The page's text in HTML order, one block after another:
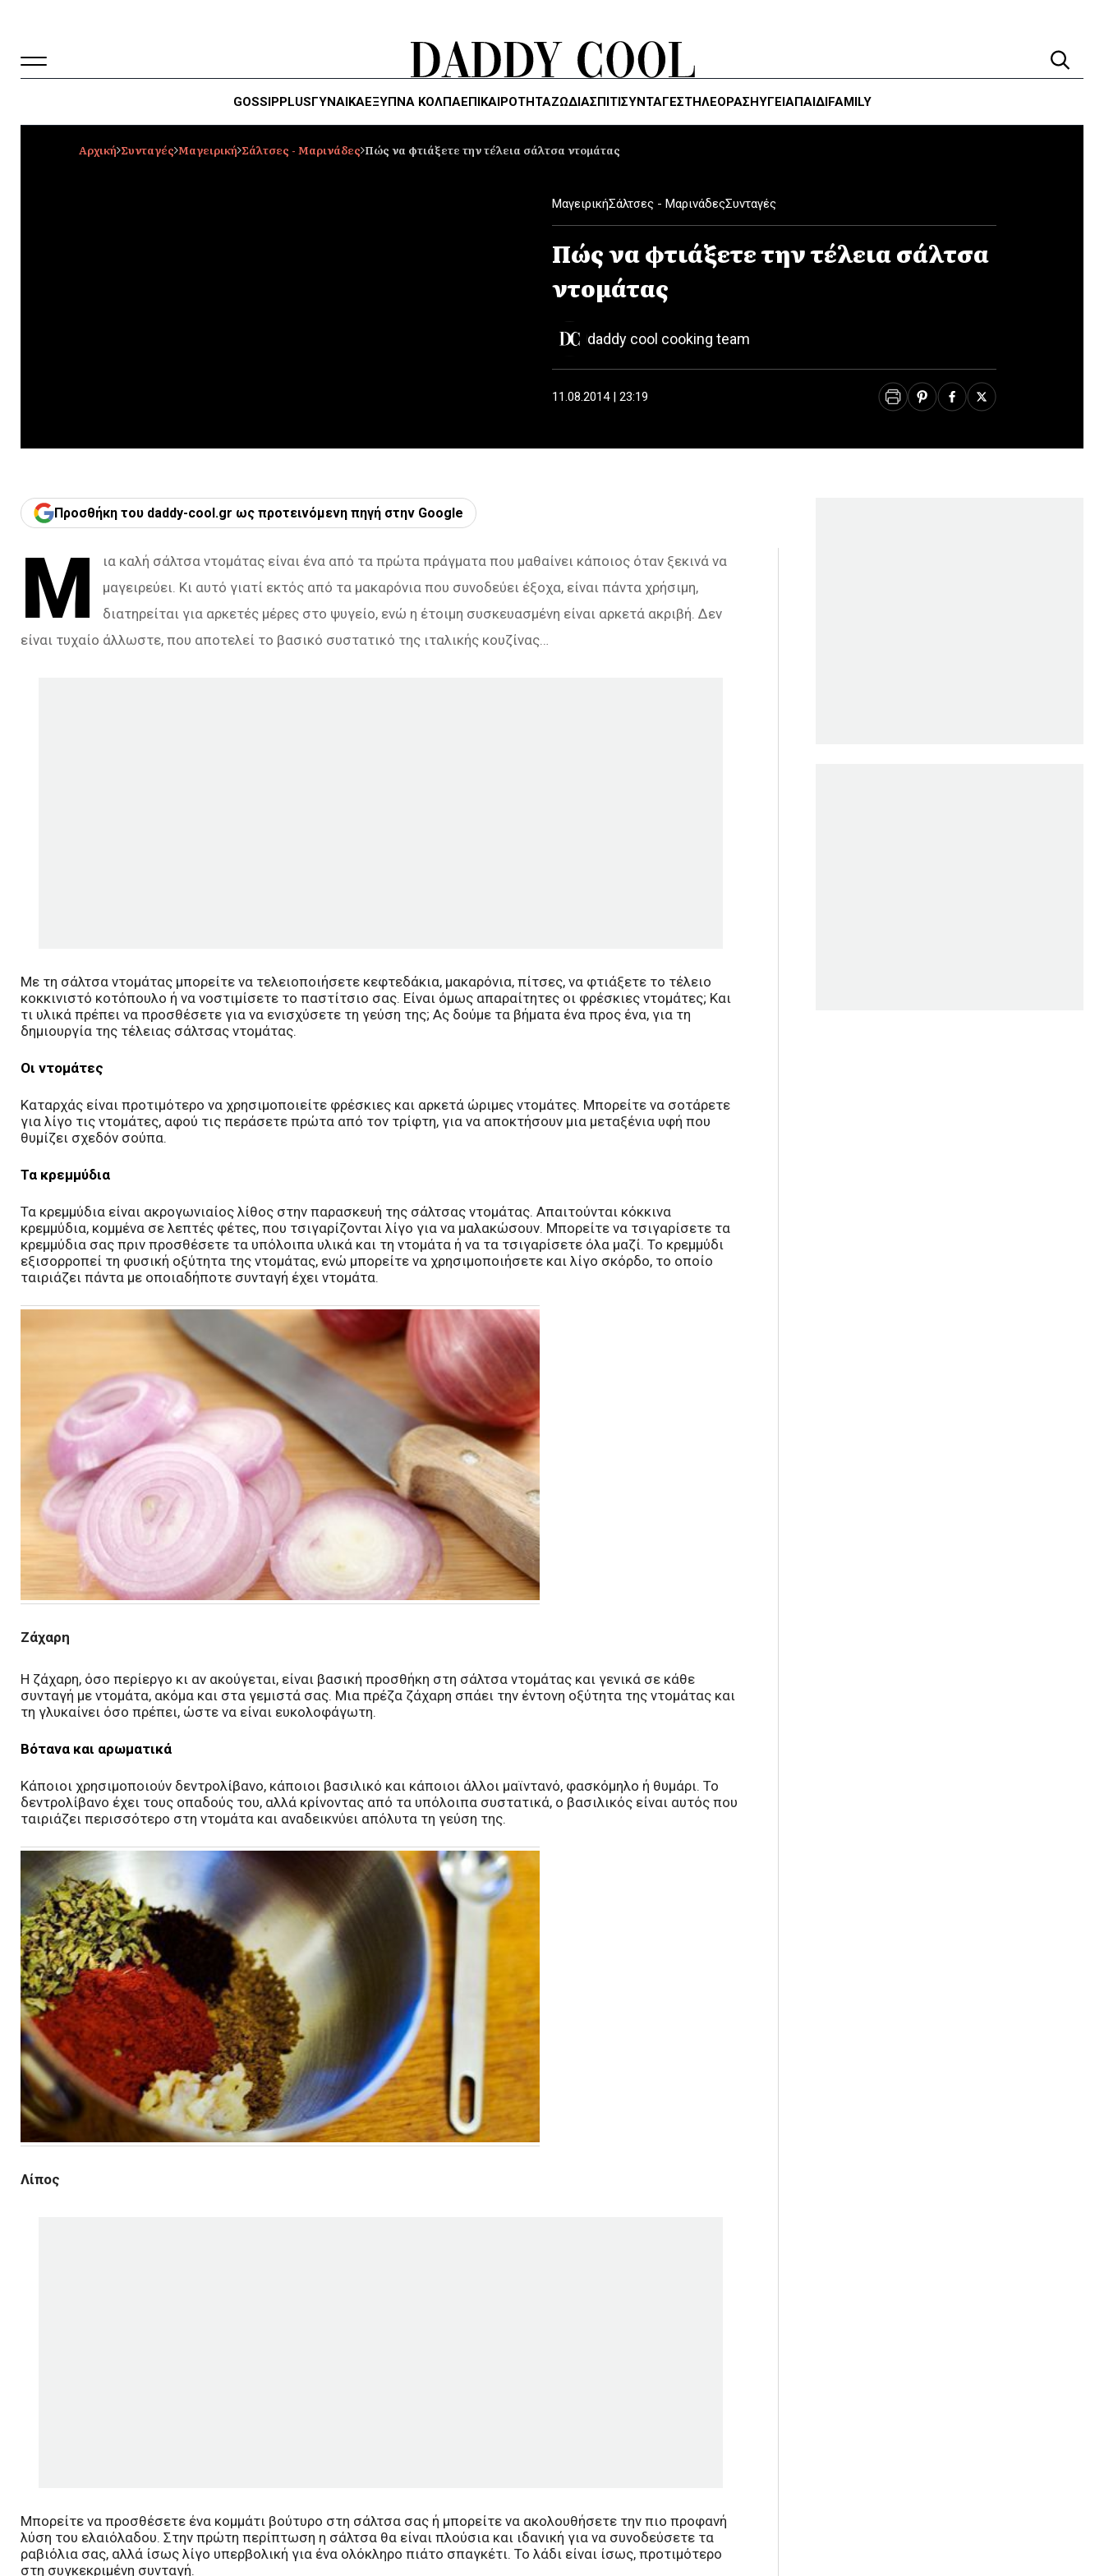
GOSSIPPLUSΓΥΝΑΙΚΑΈΞΥΠΝΑ ΚΌΛΠΑΕΠΙΚΑΙΡΟΤΗΤΑΖΏΔΙΑΣΠΙΤΙΣΥΝΤΑΓΕΣΤΗΛΕΌΡΑΣΗΥΓΕΊΑΠΑΙΔΙFAMILY
Αρχική Συνταγές Μαγειρική Σάλτσες - Μαρινάδες Πώς να φτιάξετε την τέλεια σάλτσα ντομάτας
ΜαγειρικήΣάλτσες - ΜαρινάδεςΣυνταγές
Πώς να φτιάξετε την τέλεια σάλτσα
ντομάτας
daddy cool cooking team
11.08.2014 | 23:19
Προσθήκη του daddy-cool.gr ως προτεινόμενη πηγή στην Google
Μ
ια καλή σάλτσα ντομάτας είναι ένα από τα πρώτα πράγματα που μαθαίνει κάποιος όταν ξεκινά να
μαγειρεύει. Κι αυτό γιατί εκτός από τα μακαρόνια που συνοδεύει έξοχα, είναι πάντα χρήσιμη,
διατηρείται για αρκετές μέρες στο ψυγείο, ενώ η έτοιμη συσκευασμένη είναι αρκετά ακριβή. Δεν
είναι τυχαίο άλλωστε, που αποτελεί το βασικό συστατικό της ιταλικής κουζίνας…
Με τη σάλτσα ντομάτας μπορείτε να τελειοποιήσετε κεφτεδάκια, μακαρόνια, πίτσες, να φτιάξετε το τέλειο
κοκκινιστό κοτόπουλο ή να νοστιμίσετε το παστίτσιο σας. Είναι όμως απαραίτητες οι φρέσκιες ντομάτες; Και
τι υλικά πρέπει να προσθέσετε για να ενισχύσετε τη γεύση της; Ας δούμε τα βήματα ένα προς ένα, για τη
δημιουργία της τέλειας σάλτσας ντομάτας.
Οι ντομάτες
Καταρχάς είναι προτιμότερο να χρησιμοποιείτε φρέσκιες και αρκετά ώριμες ντομάτες. Μπορείτε να σοτάρετε
για λίγο τις ντομάτες, αφού τις περάσετε πρώτα από τον τρίφτη, για να αποκτήσουν μια μεταξένια υφή που
θυμίζει σχεδόν σούπα.
Τα κρεμμύδια
Τα κρεμμύδια είναι ακρογωνιαίος λίθος στην παρασκευή της σάλτσας ντομάτας. Απαιτούνται κόκκινα
κρεμμύδια, κομμένα σε λεπτές φέτες, που τσιγαρίζονται λίγο για να μαλακώσουν. Μπορείτε να τσιγαρίσετε τα
κρεμμύδια σας πριν προσθέσετε τα υπόλοιπα υλικά και τη ντομάτα ή να τα τσιγαρίσετε όλα μαζί. Το κρεμμύδι
εξισορροπεί τη φυσική οξύτητα της ντομάτας, ενώ μπορείτε να χρησιμοποιήσετε και λίγο σκόρδο, το οποίο
ταιριάζει πάντα με οποιαδήποτε συνταγή έχει ντομάτα.
Ζάχαρη
Η ζάχαρη, όσο περίεργο κι αν ακούγεται, είναι βασική προσθήκη στη σάλτσα ντομάτας και γενικά σε κάθε
συνταγή με ντομάτα, ακόμα και στα γεμιστά σας. Μια πρέζα ζάχαρη σπάει την έντονη οξύτητα της ντομάτας και
τη γλυκαίνει όσο πρέπει, ώστε να είναι ευκολοφάγωτη.
Βότανα και αρωματικά
Κάποιοι χρησιμοποιούν δεντρολίβανο, κάποιοι βασιλικό και κάποιοι άλλοι μαϊντανό, φασκόμηλο ή θυμάρι. Το
δεντρολίβανο έχει τους οπαδούς του, αλλά κρίνοντας από τα υπόλοιπα συστατικά, ο βασιλικός είναι αυτός που
ταιριάζει περισσότερο στη ντομάτα και αναδεικνύει απόλυτα τη γεύση της.
Λίπος
Μπορείτε να προσθέσετε ένα κομμάτι βούτυρο στη σάλτσα σας ή μπορείτε να ακολουθήσετε την πιο προφανή
λύση του ελαιόλαδου. Στην πρώτη περίπτωση η σάλτσα θα είναι πλούσια και ιδανική για να συνοδεύσετε τα
ραβιόλια σας, αλλά ίσως λίγο υπερβολική για ένα ολόκληρο πιάτο σπαγκέτι. Το λάδι είναι ίσως, προτιμότερο
στη συγκεκριμένη συνταγή.